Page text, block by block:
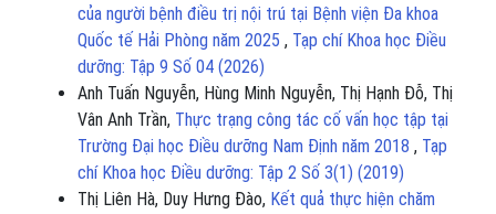
của người bệnh điều trị nội trú tại Bệnh viện Đa khoa
Quốc tế Hải Phòng năm 2025 , Tạp chí Khoa học Điều
dưỡng: Tập 9 Số 04 (2026)
Anh Tuấn Nguyễn, Hùng Minh Nguyễn, Thị Hạnh Đỗ, Thị
Vân Anh Trần, Thực trạng công tác cố vấn học tập tại
Trường Đại học Điều dưỡng Nam Định năm 2018 , Tạp
chí Khoa học Điều dưỡng: Tập 2 Số 3(1) (2019)
Thị Liên Hà, Duy Hưng Đào, Kết quả thực hiện chăm